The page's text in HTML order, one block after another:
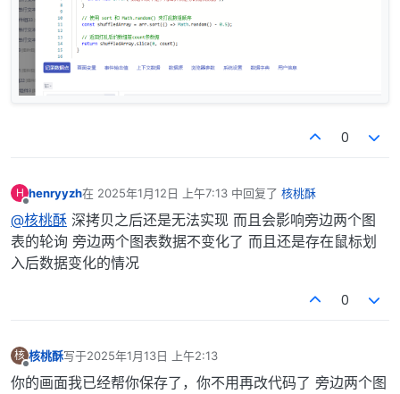
0
H
离线
henryyzh在 2025年1月12日 上午7:13 中回复了 核桃酥
最后由 编辑
@核桃酥 深拷贝之后还是无法实现 而且会影响旁边两个图
表的轮询 旁边两个图表数据不变化了 而且还是存在鼠标划
入后数据变化的情况
0
核
离线
核桃酥写于2025年1月13日 上午2:13
最后由 编辑
你的画面我已经帮你保存了，你不用再改代码了 旁边两个图